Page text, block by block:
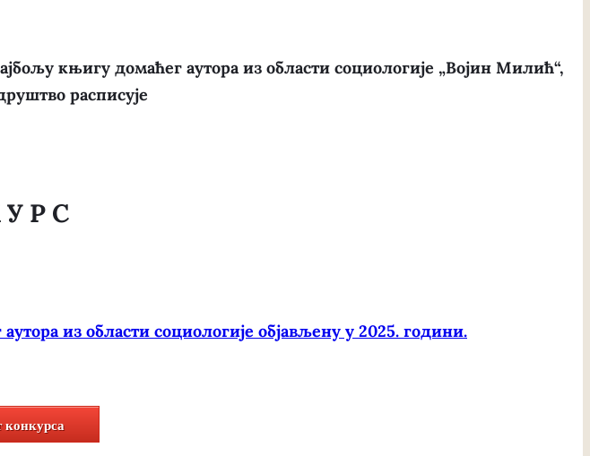
књигу домаћег аутора из области социологије „Војин Милић“,
расписује
Р С
из области социологије објављену у 2025. години.
конкурса